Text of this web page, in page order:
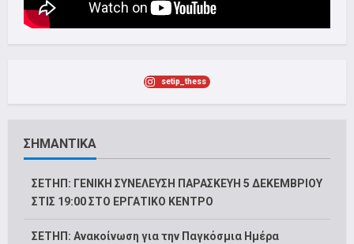
setip_thess
ΣΗΜΑΝΤΙΚΑ
ΣΕΤΗΠ: ΓΕΝΙΚΗ ΣΥΝΕΛΕΥΣΗ ΠΑΡΑΣΚΕΥΗ 5 ΔΕΚΕΜΒΡΙΟΥ
ΣΤΙΣ 19:00 ΣΤΟ ΕΡΓΑΤΙΚΟ ΚΕΝΤΡΟ
ΣΕΤΗΠ: Ανακοίνωση για την Παγκόσμια Ημέρα